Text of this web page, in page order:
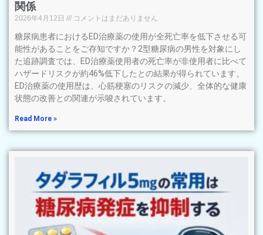
関係
2026年4月12日 コメントはまだありません
糖尿病患者におけるED治療薬の使用が全死亡率を低下させる可
能性があることをご存知ですか？2型糖尿病の男性を対象にし
た追跡調査では、ED治療薬使用者の死亡率が非使用者に比べて
ハザードリスクが約46%低下したとの結果が得られています。
ED治療薬の使用歴は、心筋梗塞のリスクの減少、全体的な健康
状態の改善との関連が示唆されています。
Read More »